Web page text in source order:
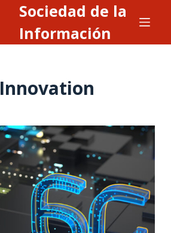
Sociedad de la
Información
Innovation